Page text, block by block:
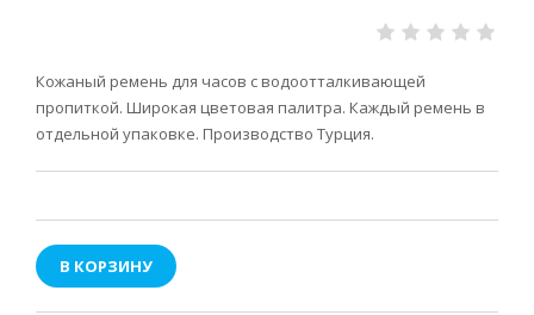
Кожаный ремень для часов с водоотталкивающей
пропиткой. Широкая цветовая палитра. Каждый ремень в
отдельной упаковке. Производство Турция.
В КОРЗИНУ